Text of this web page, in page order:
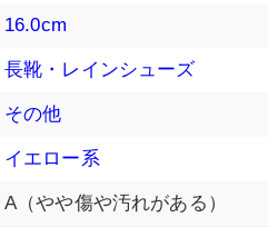
16.0cm
長靴・レインシューズ
その他
イエロー系
A（やや傷や汚れがある）